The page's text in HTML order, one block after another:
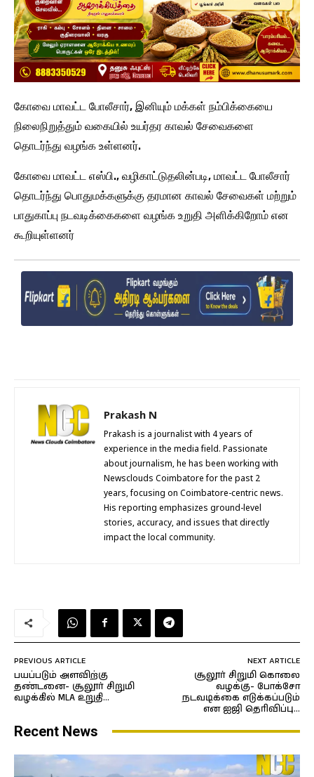
கோவை மாவட்ட போலீசார், இனியும் மக்கள் நம்பிக்கையை
நிலைநிறுத்தும் வகையில் உயர்தர காவல் சேவைகளை
தொடர்ந்து வழங்க உள்ளனர்.
கோவை மாவட்ட எஸ்பி., வழிகாட்டுதலின்படி, மாவட்ட போலீசார்
தொடர்ந்து பொதுமக்களுக்கு தரமான காவல் சேவைகள் மற்றும்
பாதுகாப்பு நடவடிக்கைகளை வழங்க உறுதி அளிக்கிறோம் என
கூறியுள்ளனர்
Prakash N
Prakash is a journalist with 4 years of
experience in the media field. Passionate
about journalism, he has been working with
Newsclouds Coimbatore for the past 2
years, focusing on Coimbatore-centric news.
His reporting emphasizes ground-level
stories, accuracy, and issues that directly
impact the local community.
PREVIOUS ARTICLE
பயப்படும் அளவிற்கு
தண்டனை- சூலூர் சிறுமி
வழக்கில் MLA உறுதி…
NEXT ARTICLE
சூலூர் சிறுமி கொலை
வழக்கு- போக்சோ
நடவடிக்கை எடுக்கப்படும்
என ஐஜி தெரிவிப்பு…
Recent News